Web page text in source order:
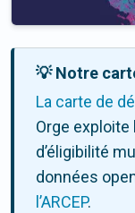
💡 Notre
La carte de
Orge
d’éligibilité
données
l’ARCEP.